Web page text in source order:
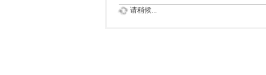
请稍候...